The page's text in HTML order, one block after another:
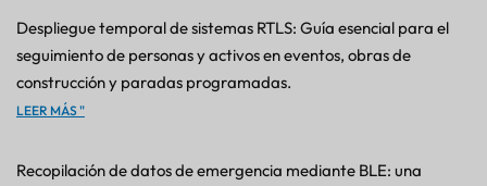
Despliegue temporal de sistemas RTLS: Guía esencial para el
seguimiento de personas y activos en eventos, obras de
construcción y paradas programadas.
LEER MÁS "
Recopilación de datos de emergencia mediante BLE: una